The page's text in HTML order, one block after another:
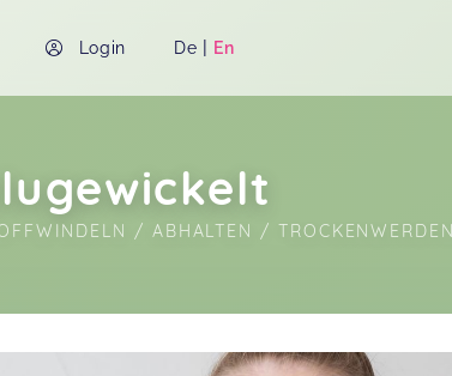
Login De | En
/ ABHALTEN / TROCKENWERDEN
about me here...